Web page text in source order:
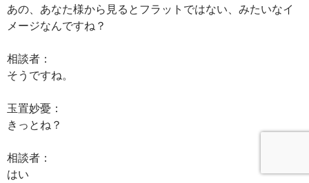
あの、あなた様から見るとフラットではない、みたいなイ
メージなんですね？
相談者：
そうですね。
玉置妙憂：
きっとね？
相談者：
はい